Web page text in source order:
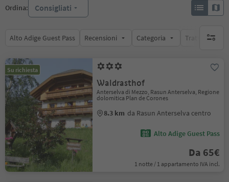
Ordina: Consigliati
Alto Adige Guest Pass Recensioni Categoria Trattamento
Su richiesta
Waldrasthof
Anterselva di Mezzo, Rasun Anterselva, Regione
dolomitica Plan de Corones
8.3 km da Rasun Anterselva centro
Alto Adige Guest Pass
Da 65€
1 notte / 1 appartamento IVA incl.